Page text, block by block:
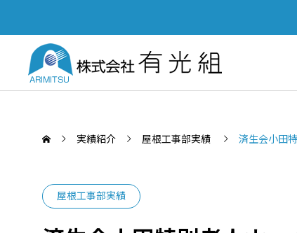
SERVICE
実績紹介 屋根工事部実績 済生会小田
屋根工事部実績